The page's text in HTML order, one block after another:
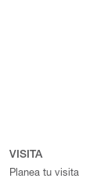
VISITA
Planea tu visita